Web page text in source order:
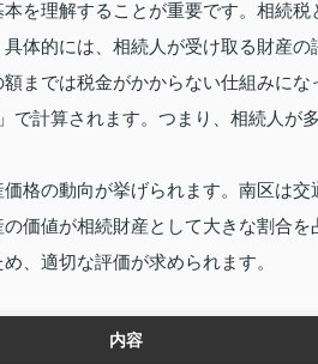
を理解することが重要です。相続税
体的には、相続人が受け取る財産
までは税金がかからない仕組みにな
で計算されます。つまり、相続人が
格の動向が挙げられます。南区は交
価値が相続財産として大きな割合を
、適切な評価が求められます。
内容